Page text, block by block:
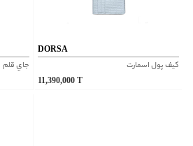
جاي قلم
DORSA
کيف پول اسمارت
11,390,000